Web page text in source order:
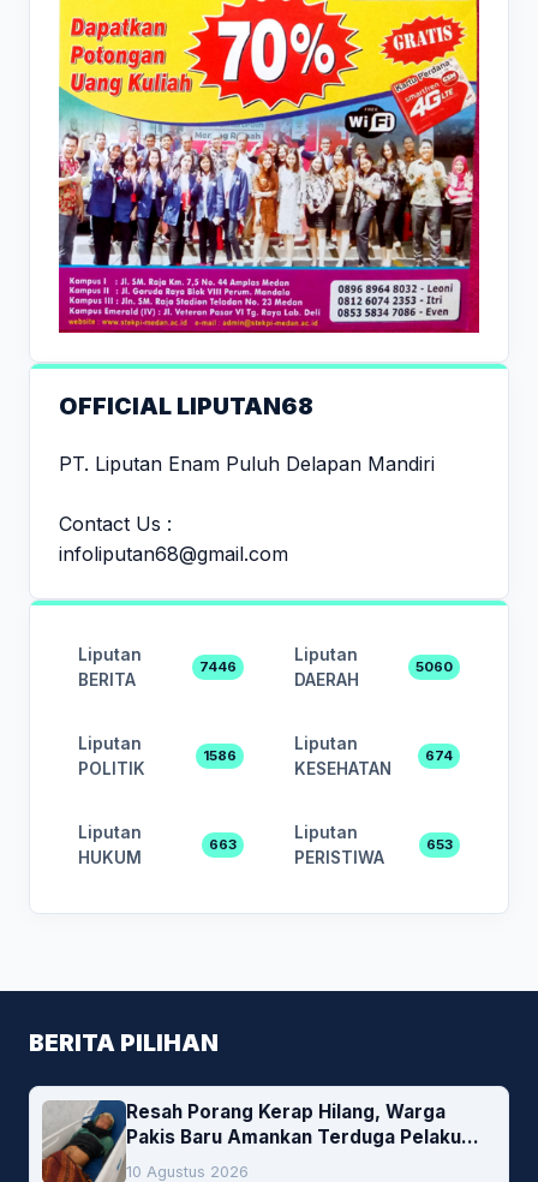
OFFICIAL LIPUTAN68
PT. Liputan Enam Puluh Delapan Mandiri
Contact Us :
infoliputan68@gmail.com
Liputan
BERITA
7446
Liputan
DAERAH
5060
Liputan
POLITIK
1586
Liputan
KESEHATAN
674
Liputan
HUKUM
663
Liputan
PERISTIWA
653
BERITA PILIHAN
Resah Porang Kerap Hilang, Warga
Pakis Baru Amankan Terduga Pelaku
Pencurian
10 Agustus 2026